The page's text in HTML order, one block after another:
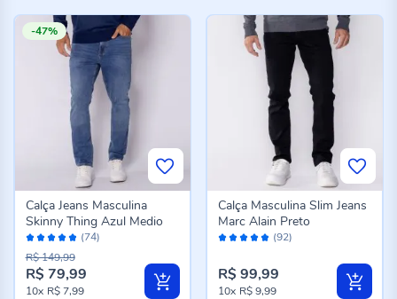
-47%
Avaliação:
96%
(74)
Calça Jeans Masculina
Skinny Thing Azul Medio
R$ 79,99
R$ 149,99
10x R$ 7,99
Avaliação: (92)
Calça Masculina Slim Jeans
Marc Alain Preto
R$ 99,99
10x R$ 9,99